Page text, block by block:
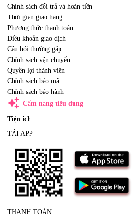
Chính sách đổi trả và hoàn tiền
Thời gian giao hàng
Phương thức thanh toán
Điều khoản giao dịch
Câu hỏi thường gặp
Chính sách vận chuyển
Quyền lợi thành viên
Chính sách bảo mật
Chính sách bảo hành
auto_awesome Cẩm nang tiêu dùng
Tiện ích
TẢI APP
THANH TOÁN